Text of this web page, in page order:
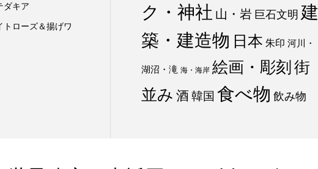
ダキア
ローズ＆揚げワ
ク・神社 山・岩 巨石文明 建
築・建造物 日本 朱印 河川・
湖沼・滝 海・海岸 絵画・彫刻 街
並み 酒韓国 食べ物 飲み物